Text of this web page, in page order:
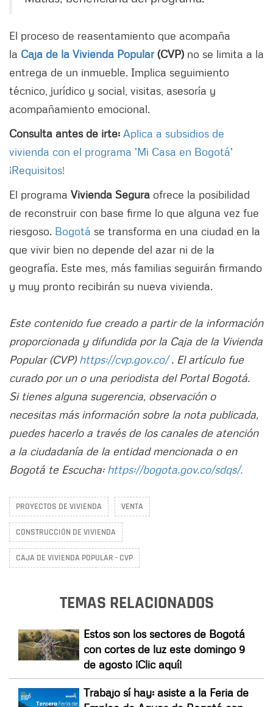
El proceso de reasentamiento que acompaña
la Caja de la Vivienda Popular(CVP) no se limita a la
entrega de un inmueble. Implica seguimiento
técnico, jurídico y social, visitas, asesoría y
acompañamiento emocional.
Consulta antes de irte: Aplica a subsidios de
vivienda con el programa 'Mi Casa en Bogotá'
¡Requisitos!
El programa Vivienda Segura ofrece la posibilidad
de reconstruir con base firme lo que alguna vez fue
riesgoso. Bogotá se transforma en una ciudad en la
que vivir bien no depende del azar ni de la
geografía. Este mes, más familias seguirán firmando
y muy pronto recibirán su nueva vivienda.
Este contenido fue creado a partir de la información
proporcionada y difundida por la Caja de la Vivienda
Popular (CVP) https://cvp.gov.co/. El artículo fue
curado por un o una periodista del Portal Bogotá.
Si tienes alguna sugerencia, observación o
necesitas más información sobre la nota publicada,
puedes hacerlo a través de los canales de atención
a la ciudadanía de la entidad mencionada o en
Bogotá te Escucha: https://bogota.gov.co/sdqs/.
PROYECTOS DE VIVIENDA VENTA
CONSTRUCCIÓN DE VIVIENDA
CAJA DE VIVIENDA POPULAR - CVP
TEMAS RELACIONADOS
Estos son los sectores de Bogotá
con cortes de luz este domingo 9
de agosto ¡Clic aquí!
Trabajo sí hay: asiste a la Feria de